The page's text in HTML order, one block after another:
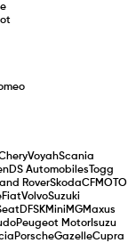
VoyahScania
DS Automobiles Togg
RoverSkodaCFMOTO
FiatVolvoSuzuki
DFSKMini MGMaxus
Peugeot MotorIsuzu
PorscheGazelleCupra